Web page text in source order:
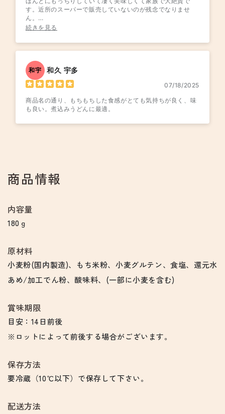
す。近所のスーパーで販売していないのが残念でなりませ
ん。
また、次回も購入させて頂きます！
続きを見る
和宇 和久 宇多
07/18/2025
商品名の通り、もちもちした食感がとても気持ちが良く、味
も良い。煮込みうどんに最適。
商品情報
内容量
180ｇ
原材料
小麦粉(国内製造)、もち米粉、小麦グルテン、食塩、還元水
あめ/加工でん粉、酸味料、(一部に小麦を含む)
賞味期限
目安：14日前後
※ロットによって前後する場合がございます。
保存方法
要冷蔵（10℃以下）で保存して下さい。
配送方法